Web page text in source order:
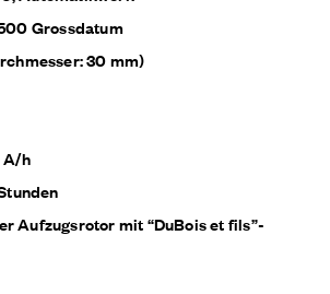
Grossdatum
30 mm)
A/h
Aufzugsrotor mit “DuBois et fils”-